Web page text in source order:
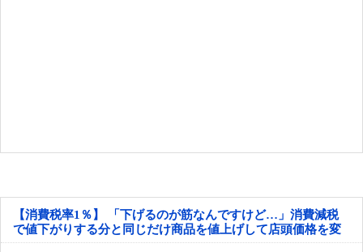
【消費税率1％】 「下げるのが筋なんですけど…」消費減税
で値下がりする分と同じだけ商品を値上げして店頭価格を変
えない店も